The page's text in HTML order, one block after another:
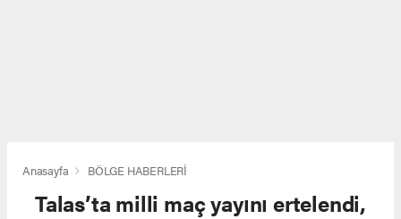
Anasayfa BÖLGE HABERLERİ
Talas’ta milli maç yayını ertelendi,